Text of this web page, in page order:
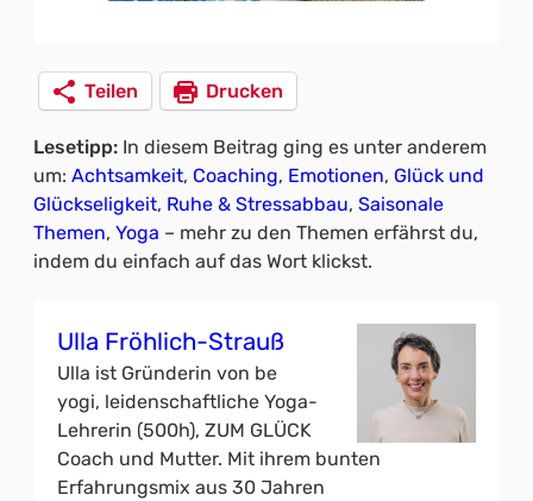
Teilen Drucken
Lesetipp: In diesem Beitrag ging es unter anderem
um: Achtsamkeit, Coaching, Emotionen, Glück und
Glückseligkeit, Ruhe & Stressabbau, Saisonale
Themen, Yoga – mehr zu den Themen erfährst du,
indem du einfach auf das Wort klickst.
Ulla Fröhlich-Strauß
Ulla ist Gründerin von be
yogi, leidenschaftliche Yoga-
Lehrerin (500h), ZUM GLÜCK
Coach und Mutter. Mit ihrem bunten
Erfahrungsmix aus 30 Jahren